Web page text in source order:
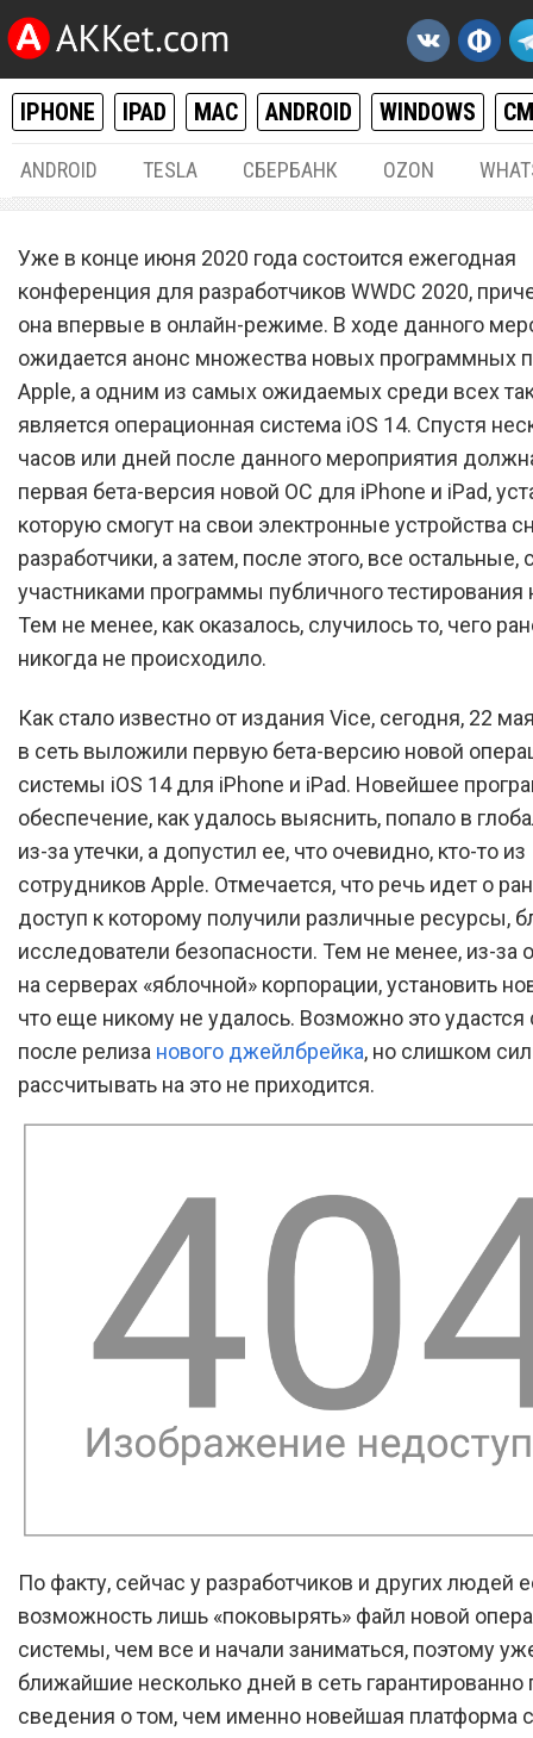
IPHONE IPAD MAC ANDROID WINDOWS
ANDROID TESLA СБЕРБАНК OZON
Выпущена iOS 14 для
iPad
Уже в конце июня 2020 года состоится ежегодная
конференция для разработчиков WWDC 2020,
она впервые в онлайн-режиме. В ходе данного
ожидается анонс множества новых программных
Apple, а одним из самых ожидаемых среди всех
является операционная система iOS 14. Спустя
часов или дней после данного мероприятия
первая бета-версия новой ОС для iPhone и iPad,
которую смогут на свои электронные устройства
разработчики, а затем, после этого, все остальные,
участниками программы публичного тестирования
Тем не менее, как оказалось, случилось то, чего
никогда не происходило.
Как стало известно от издания Vice, сегодня, 22
в сеть выложили первую бета-версию новой
системы iOS 14 для iPhone и iPad. Новейшее
обеспечение, как удалось выяснить, попало в
из-за утечки, а допустил ее, что очевидно, кто-то из
сотрудников Apple. Отмечается, что речь идет о
доступ к которому получили различные ресурсы,
исследователи безопасности. Тем не менее, из-за
на серверах «яблочной» корпорации, установить
что еще никому не удалось. Возможно это удастся
после релиза нового джейлбрейка, но слишком
рассчитывать на это не приходится.
По факту, сейчас у разработчиков и других людей
возможность лишь «поковырять» файл новой
системы, чем все и начали заниматься, поэтому
ближайшие несколько дней в сеть гарантированно
сведения о том, чем именно новейшая платформа